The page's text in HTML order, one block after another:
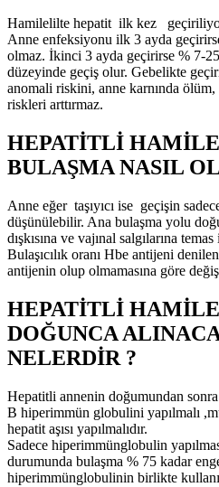
Hamilelilte hepatit ilk kez
Anne enfeksiyonu ilk 3 ayda
olmaz. İkinci 3 ayda geçirirse % 7-
düzeyinde geçiş olur. Gebelikte
anomali riskini, anne karnında
riskleri arttırmaz.
HEPATİTLİ
BULAŞMA NASIL
Anne eğer taşıyıcı ise geçişin
düşünülebilir. Ana bulaşma yolu
dışkısına ve vajınal salgılarına
Bulaşıcılık oranı Hbe antijeni
antijenin olup olmamasına göre
HEPATİTLİ
DOĞUNCA
NELERDİR ?
Hepatitli annenin doğumundan
B hiperimmün globulini yapılmalı
hepatit aşısı yapılmalıdır.
Sadece hiperimmünglobulin
durumunda bulaşma % 75 kadar
hiperimmünglobulinin birlikte